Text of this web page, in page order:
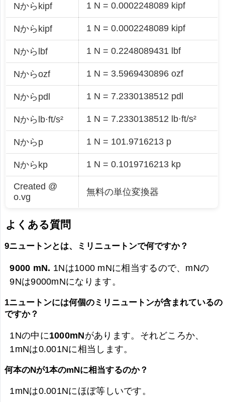
Nからkipf 1 N = 0.0002248089 kipf
Nからkipf 1 N = 0.0002248089 kipf
Nからlbf 1 N = 0.2248089431 lbf
Nからozf 1 N = 3.5969430896 ozf
Nからpdl 1 N = 7.2330138512 pdl
Nからlb·ft/s² 1 N = 7.2330138512 lb·ft/s²
Nからp 1 N = 101.9716213 p
Nからkp 1 N = 0.1019716213 kp
Created @
o.vg
無料の単位変換器
よくある質問
9ニュートンとは、ミリニュートンで何ですか？
9000 mN. 1Nは1000 mNに相当するので、mNの
9Nは9000mNになります。
1ニュートンには何個のミリニュートンが含まれているの
ですか？
1Nの中に1000mNがあります。それどころか、
1mNは0.001Nに相当します。
何本のNが1本のmNに相当するのか？
1mNは0.001Nにほぼ等しいです。